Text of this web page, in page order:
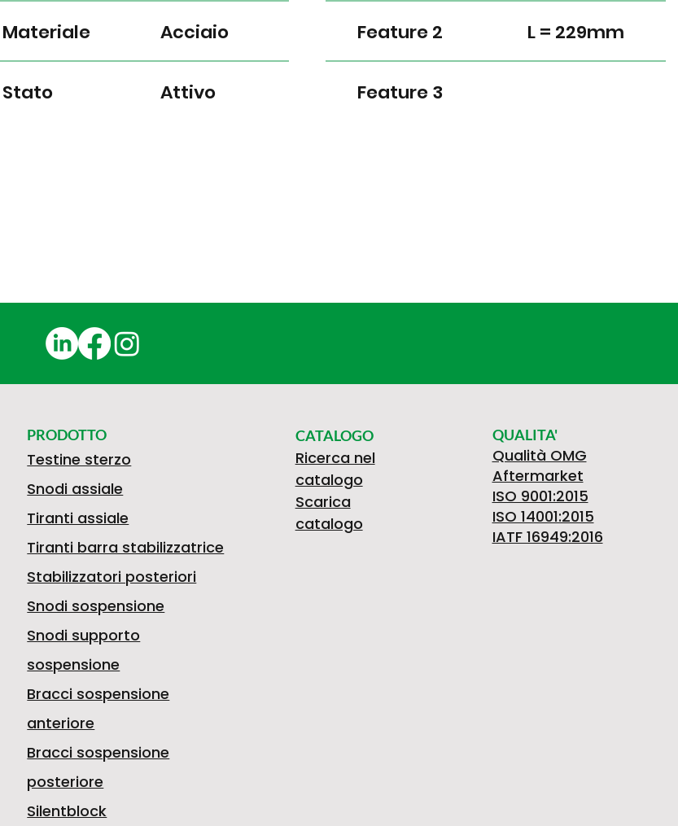
Materiale
Stato
Acciaio
Attivo
Feature 2
Feature 3
L = 229mm
PRODOTTO
Testine sterzo
Snodi assiale
Tiranti assiale
Tiranti barra stabilizzatrice
Stabilizzatori posteriori
Snodi sospensione
Snodi supporto
sospensione
Bracci sospensione
anteriore
Bracci sospensione
posteriore
Silentblock
CATALOGO
Ricerca nel
catalogo
Scarica
catalogo
QUALITA'
Qualità OMG
Aftermarket
ISO 9001:2015
ISO 14001:2015
IATF 16949:2016